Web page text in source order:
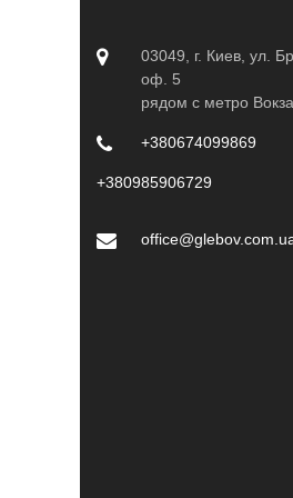
03049, г. Киев, ул.
оф. 5
рядом с метро
+380674099869
+380985906729